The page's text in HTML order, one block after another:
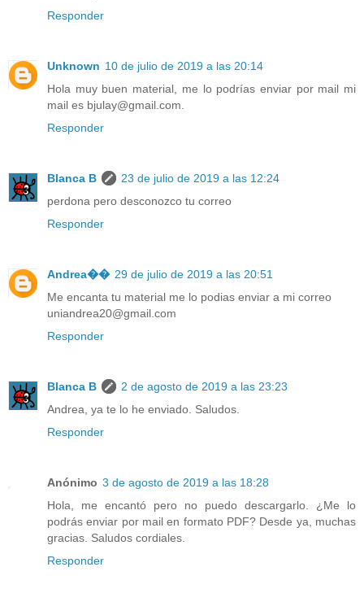
Responder
Unknown 10 de julio de 2019 a las 20:14
Hola muy buen material, me lo podrías enviar por mail mi
mail es bjulay@gmail.com.
Responder
Blanca B
23 de julio de 2019 a las 12:24
perdona pero desconozco tu correo
Responder
Andrea�� 29 de julio de 2019 a las 20:51
Me encanta tu material me lo podias enviar a mi correo
uniandrea20@gmail.com
Responder
Blanca B
2 de agosto de 2019 a las 23:23
Andrea, ya te lo he enviado. Saludos.
Responder
Anónimo 3 de agosto de 2019 a las 18:28
Hola, me encantó pero no puedo descargarlo. ¿Me lo
podrás enviar por mail en formato PDF? Desde ya, muchas
gracias. Saludos cordiales.
Responder